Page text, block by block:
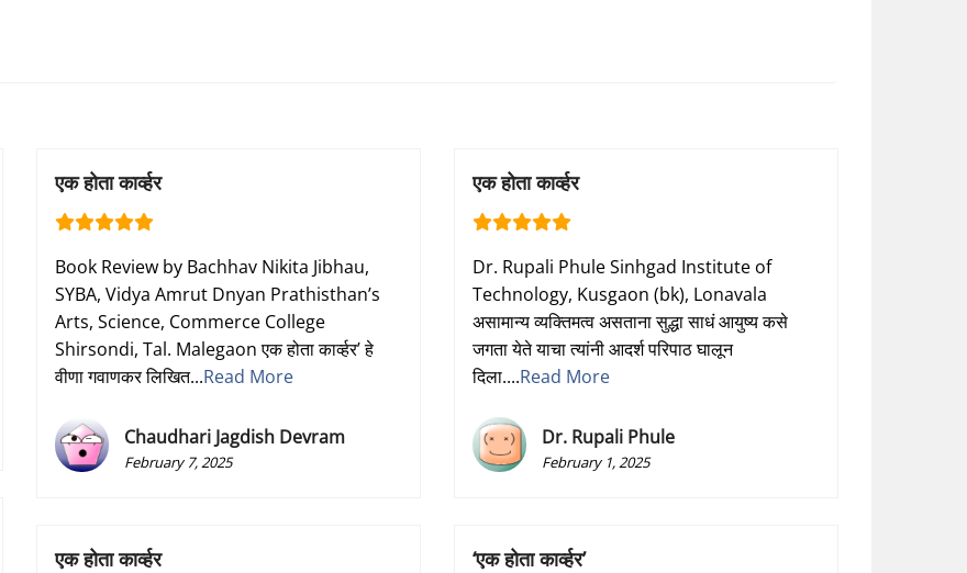
एक होता कार्व्हर
Book Review by Bachhav Nikita Jibhau,
SYBA, Vidya Amrut Dnyan Prathisthan’s
Arts, Science, Commerce College
Shirsondi, Tal. Malegaon एक होता कार्व्हर’ हे
वीणा गवाणकर लिखित...Read More
Chaudhari Jagdish Devram
February 7, 2025
एक होता कार्व्हर
Dr. Rupali Phule Sinhgad Institute of
Technology, Kusgaon (bk), Lonavala
असामान्य व्यक्तिमत्व असताना सुद्धा साधं आयुष्य कसे
जगता येते याचा त्यांनी आदर्श परिपाठ घालून
दिला....Read More
Dr. Rupali Phule
February 1, 2025
एक होता कार्व्हर ‘एक होता कार्व्हर’